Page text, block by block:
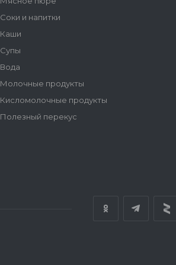
Соки и напитки
Каши
Супы
Вода
Молочные продукты
Кисломолочные продукты
Полезный перекус